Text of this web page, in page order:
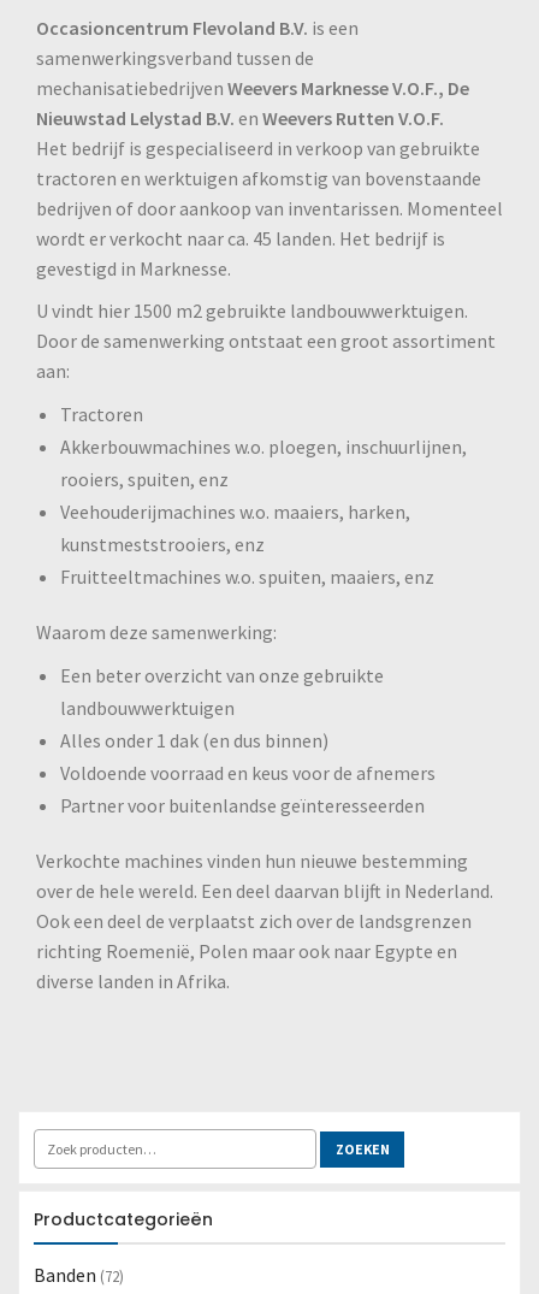
Occasioncentrum Flevoland B.V. is een
samenwerkingsverband tussen de
mechanisatiebedrijven Weevers Marknesse V.O.F., De
Nieuwstad Lelystad B.V. en Weevers Rutten V.O.F.
Het bedrijf is gespecialiseerd in verkoop van gebruikte
tractoren en werktuigen afkomstig van bovenstaande
bedrijven of door aankoop van inventarissen. Momenteel
wordt er verkocht naar ca. 45 landen. Het bedrijf is
gevestigd in Marknesse.
U vindt hier 1500 m2 gebruikte landbouwwerktuigen.
Door de samenwerking ontstaat een groot assortiment
aan:
Tractoren
Akkerbouwmachines w.o. ploegen, inschuurlijnen,
rooiers, spuiten, enz
Veehouderijmachines w.o. maaiers, harken,
kunstmeststrooiers, enz
Fruitteeltmachines w.o. spuiten, maaiers, enz
Waarom deze samenwerking:
Een beter overzicht van onze gebruikte
landbouwwerktuigen
Alles onder 1 dak (en dus binnen)
Voldoende voorraad en keus voor de afnemers
Partner voor buitenlandse geïnteresseerden
Verkochte machines vinden hun nieuwe bestemming
over de hele wereld. Een deel daarvan blijft in Nederland.
Ook een deel de verplaatst zich over de landsgrenzen
richting Roemenië, Polen maar ook naar Egypte en
diverse landen in Afrika.
ZOEKEN
Productcategorieën
Banden (72)